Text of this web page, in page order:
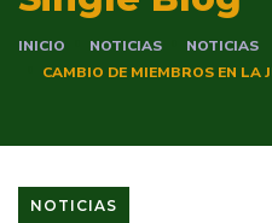
INICIO NOTICIAS
NOTICIAS
CAMBIO DE MIEMBROS EN LA
NOTICIAS